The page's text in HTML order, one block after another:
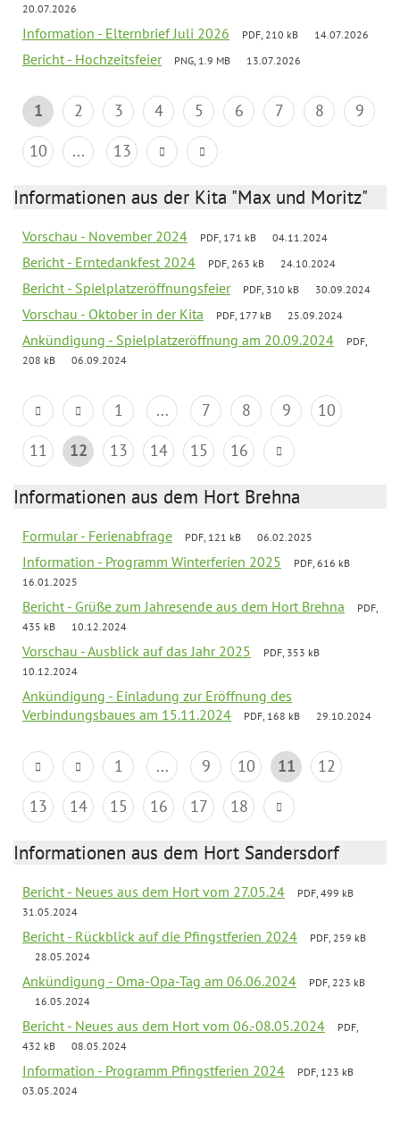
20.07.2026
Information - Elternbrief Juli 2026 PDF, 210 kB 14.07.2026
Bericht - Hochzeitsfeier PNG, 1.9 MB 13.07.2026
1 2 3 4 5 6 7 8
9
10
... 13
Informationen aus der Kita "Max und Moritz"
Vorschau - November 2024 PDF, 171 kB 04.11.2024
Bericht - Erntedankfest 2024 PDF, 263 kB 24.10.2024
Bericht - Spielplatzeröffnungsfeier PDF, 310 kB 30.09.2024
Vorschau - Oktober in der Kita PDF, 177 kB 25.09.2024
Ankündigung - Spielplatzeröffnung am 20.09.2024
PDF,
208 kB
06.09.2024
1 ... 7 8 9
10
11
12 13 14 15 16
Informationen aus dem Hort Brehna
Formular - Ferienabfrage PDF, 121 kB 06.02.2025
Information - Programm Winterferien 2025
PDF, 616 kB
16.01.2025
Bericht - Grüße zum Jahresende aus dem Hort Brehna
PDF,
435 kB
10.12.2024
Vorschau - Ausblick auf das Jahr 2025
PDF, 353 kB
10.12.2024
Ankündigung - Einladung zur Eröffnung des
Verbindungsbaues am 15.11.2024
PDF, 168 kB 29.10.2024
1 ... 9 10 11
12
13
14 15 16 17 18
Informationen aus dem Hort Sandersdorf
Bericht - Neues aus dem Hort vom 27.05.24
PDF, 499 kB
31.05.2024
Bericht - Rückblick auf die Pfingstferien 2024
PDF, 259 kB
28.05.2024
Ankündigung - Oma-Opa-Tag am 06.06.2024
PDF, 223 kB
16.05.2024
Bericht - Neues aus dem Hort vom 06.-08.05.2024
PDF,
432 kB
08.05.2024
Information - Programm Pfingstferien 2024
PDF, 123 kB
03.05.2024